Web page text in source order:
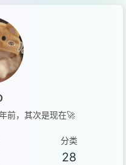
前，其次是现在🚀
分类
28